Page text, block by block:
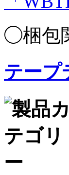
◯梱包
テープ